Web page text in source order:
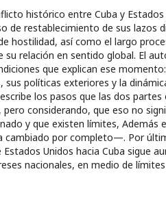
histórico entre Cuba y Estados
de restablecimiento de sus lazos
hostilidad, así como el largo
su relación en sentido global. El
que explican ese
sus políticas exteriores y la
los pasos que las dos partes
considerando, que eso no
y que existen límites, Además
por completo—. Por
Unidos hacia Cuba sigue
nacionales, en medio de